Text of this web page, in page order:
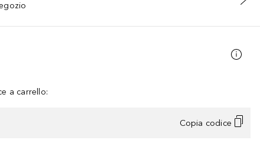
a carrello:
Copia codice